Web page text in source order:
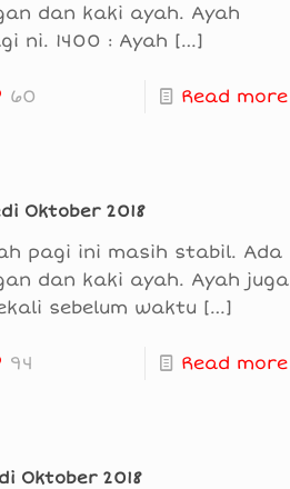
dan kaki ayah. Ayah
ni. 1400 : Ayah […]
60 Read more
Oktober 2018
pagi ini masih stabil. Ada
dan kaki ayah. Ayah juga
sebelum waktu […]
94 Read more
Oktober 2018